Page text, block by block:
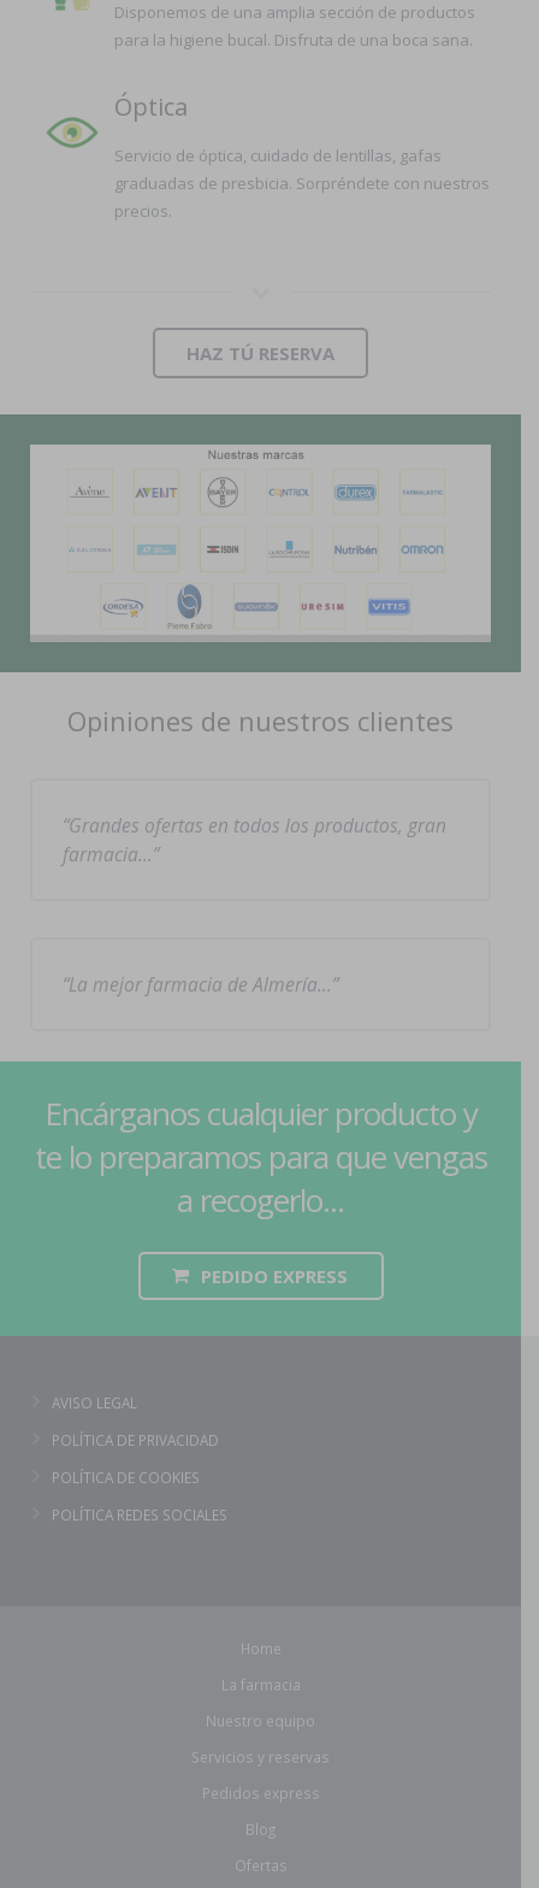
Disponemos de una amplia sección de productos
para la higiene bucal. Disfruta de una boca sana.
Óptica
Servicio de óptica, cuidado de lentillas, gafas
graduadas de presbicia. Sorpréndete con nuestros
precios.
HAZ TÚ RESERVA
Opiniones de nuestros clientes
Grandes ofertas en todos los productos, gran
farmacia…
La mejor farmacia de Almería…
Encárganos cualquier producto y
te lo preparamos para que vengas
a recogerlo...
PEDIDO EXPRESS
AVISO LEGAL
POLÍTICA DE PRIVACIDAD
POLÍTICA DE COOKIES
POLÍTICA REDES SOCIALES
Home
La farmacia
Nuestro equipo
Servicios y reservas
Pedidos express
Blog
Ofertas